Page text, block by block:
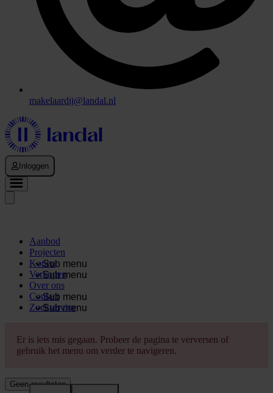
makelaardij@landal.nl
Inloggen
Aanbod
Projecten
Sub menu
Kopen
Sub menu
Verkopen
Over ons
Sub menu
Contact
Sub menu
Zoekservice
Er is iets mis gegaan. Probeer de pagina te verversen of
gebruik het menu om verder te navigeren.
Geen resultaten